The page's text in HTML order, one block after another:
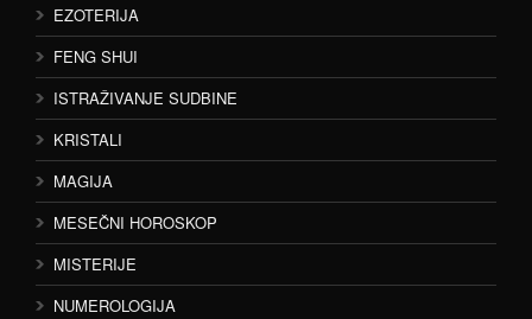
EZOTERIJA
FENG SHUI
ISTRAŽIVANJE SUDBINE
KRISTALI
MAGIJA
MESEČNI HOROSKOP
MISTERIJE
NUMEROLOGIJA